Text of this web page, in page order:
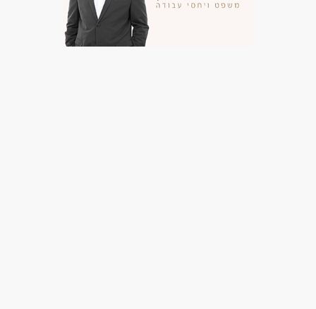
מאפייני משרה
עבודה בשעות גמישות
עבודה מהבית
עבודה עם שעות נוספות